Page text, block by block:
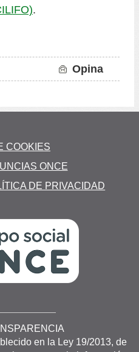
.
Opina
COOKIES
ONCE
DE PRIVACIDAD
en la Ley 19/2013, de